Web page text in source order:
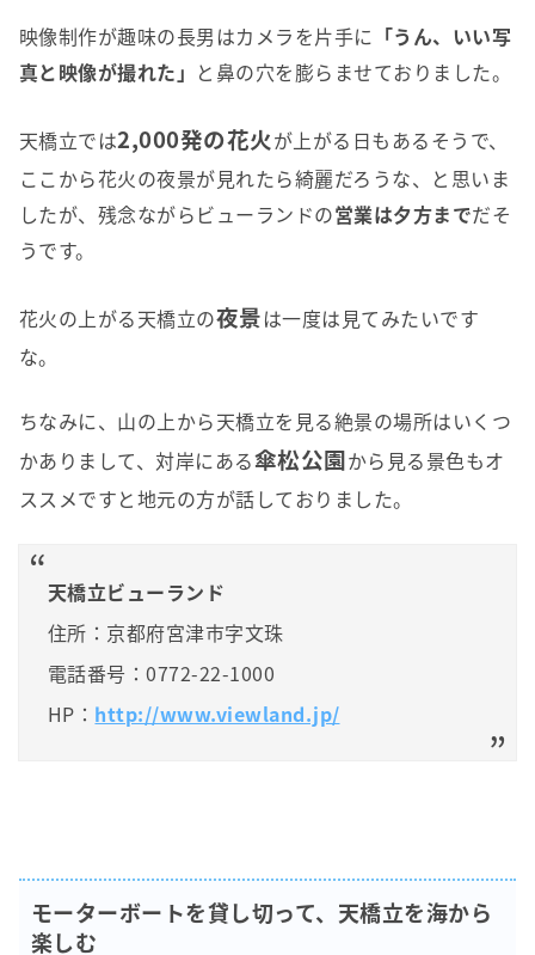
映像制作が趣味の長男はカメラを片手に 「うん、いい写
真と映像が撮れた」 と鼻の穴を膨らませておりました。
天橋立では2,000発の花火が上がる日もあるそうで、
ここから花火の夜景が見れたら綺麗だろうな、と思いま
したが、残念ながらビューランドの営業は夕方までだそ
うです。
花火の上がる天橋立の夜景は一度は見てみたいです
な。
ちなみに、山の上から天橋立を見る絶景の場所はいくつ
かありまして、対岸にある傘松公園から見る景色もオ
ススメですと地元の方が話しておりました。
天橋立ビューランド
住所：京都府宮津市字文珠
電話番号：0772-22-1000
HP： http://www.viewland.jp/
モーターボートを貸し切って、天橋立を海から
楽しむ